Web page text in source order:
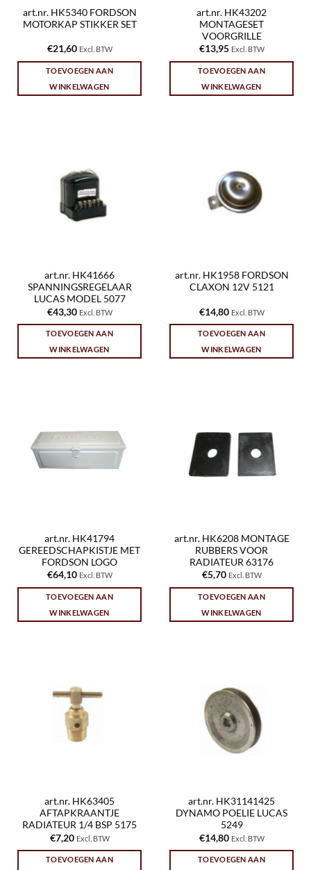
art.nr. HK5340 FORDSON
MOTORKAP STIKKER SET
€21,60 Excl. BTW
TOEVOEGEN AAN
WINKELWAGEN
art.nr. HK43202
MONTAGESET
VOORGRILLE
€13,95 Excl. BTW
TOEVOEGEN AAN
WINKELWAGEN
art.nr. HK41666
SPANNINGSREGELAAR
LUCAS MODEL 5077
€43,30 Excl. BTW
TOEVOEGEN AAN
WINKELWAGEN
art.nr. HK1958 FORDSON
CLAXON 12V 5121
€14,80 Excl. BTW
TOEVOEGEN AAN
WINKELWAGEN
art.nr. HK41794
GEREEDSCHAPKISTJE MET
FORDSON LOGO
€64,10 Excl. BTW
TOEVOEGEN AAN
WINKELWAGEN
art.nr. HK6208 MONTAGE
RUBBERS VOOR
RADIATEUR 63176
€5,70 Excl. BTW
TOEVOEGEN AAN
WINKELWAGEN
art.nr. HK63405
AFTAPKRAANTJE
RADIATEUR 1/4 BSP 5175
€7,20 Excl. BTW
TOEVOEGEN AAN
art.nr. HK31141425
DYNAMO POELIE LUCAS
5249
€14,80 Excl. BTW
TOEVOEGEN AAN